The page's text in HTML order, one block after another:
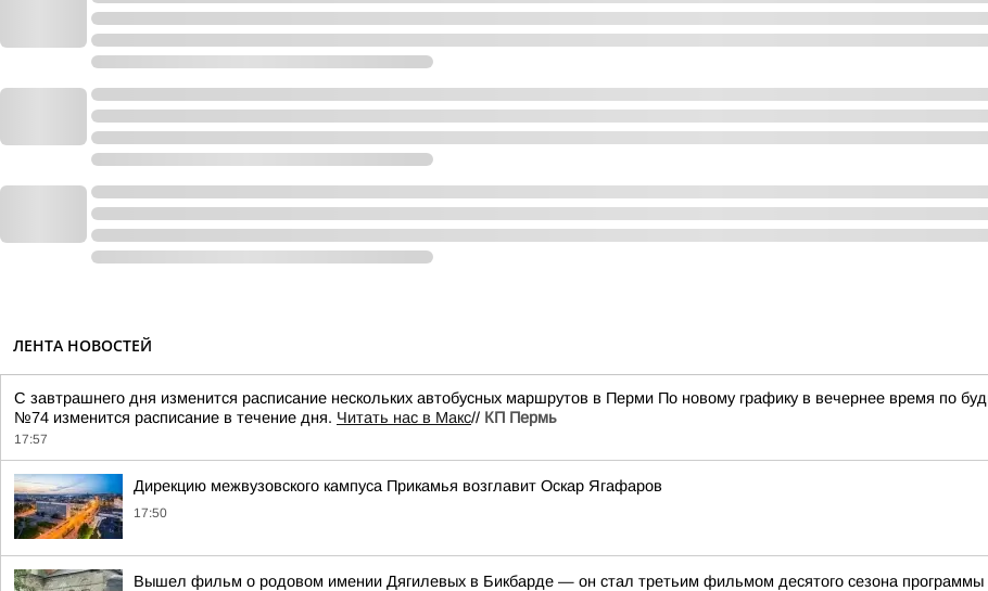
ЛЕНТА НОВОСТЕЙ
С завтрашнего дня изменится расписание нескольких автобусных маршрутов в Перми По новому графику в вечернее время по
№74 изменится расписание в течение дня. Читать нас в Макс// КП Пермь
17:57
Дирекцию межвузовского кампуса Прикамья возглавит Оскар Ягафаров
17:50
Вышел фильм о родовом имении Дягилевых в Бикбарде — он стал третьим фильмом десятого сезона программы